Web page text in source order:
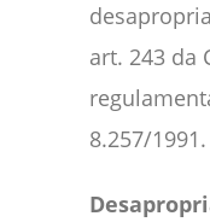
art. 243 da
8.257/1991.